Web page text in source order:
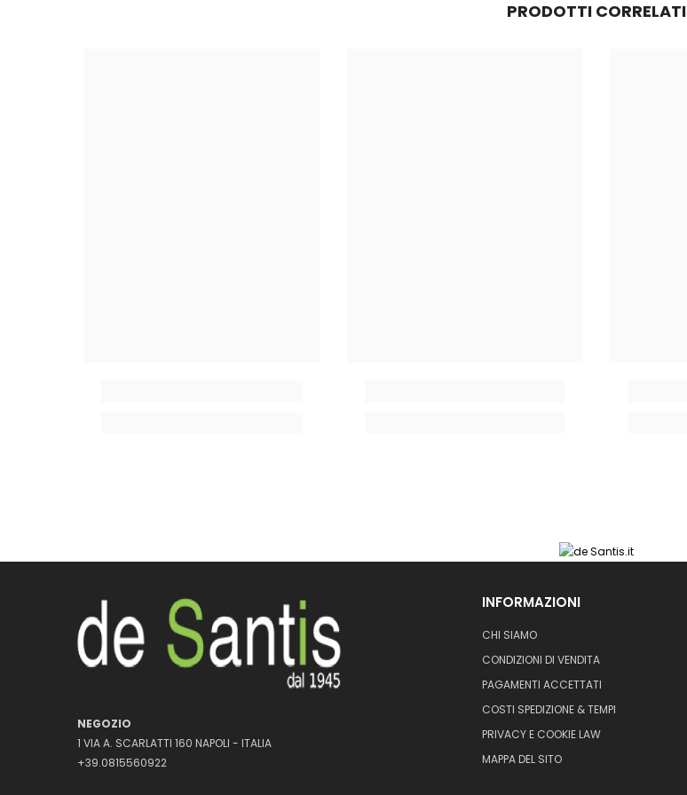
PRODOTTI CORRELATI
NEGOZIO
1 VIA A. SCARLATTI 160 NAPOLI - ITALIA
+39.0815560922
INFORMAZIONI
CHI SIAMO
CONDIZIONI DI VENDITA
PAGAMENTI ACCETTATI
COSTI SPEDIZIONE & TEMPI
PRIVACY E COOKIE LAW
MAPPA DEL SITO